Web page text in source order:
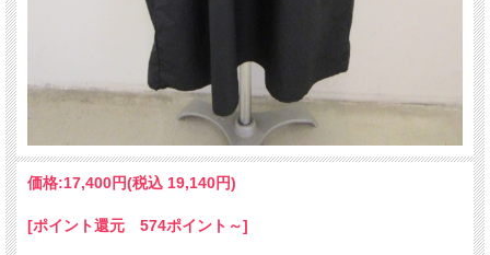
価格:17,400円(税込 19,140円)
[ポイント還元 574ポイント～]